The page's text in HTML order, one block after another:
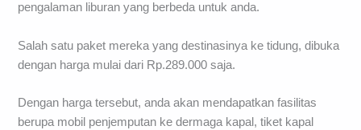
pengalaman liburan yang berbeda untuk anda.
Salah satu paket mereka yang destinasinya ke tidung, dibuka
dengan harga mulai dari Rp.289.000 saja.
Dengan harga tersebut, anda akan mendapatkan fasilitas
berupa mobil penjemputan ke dermaga kapal, tiket kapal